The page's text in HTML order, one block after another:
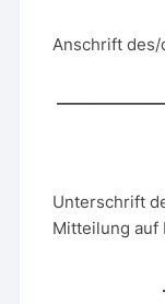
Anschrift des/
Unterschrift
Mitteilung auf